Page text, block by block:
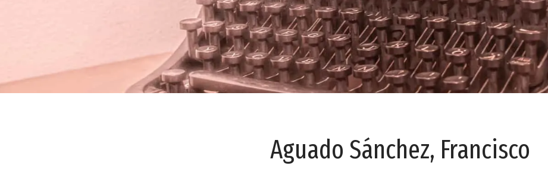
Aguado Sánchez, Francisco